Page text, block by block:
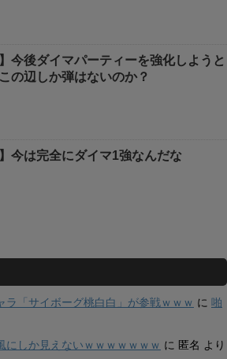
】今後ダイマパーティーを強化しようと
の辺しか弾はないのか？
】今は完全にダイマ1強なんだな
ラ「サイボーグ桃白白」が参戦ｗｗｗ に 啪
にしか見えないｗｗｗｗｗｗｗ に 匿名 より